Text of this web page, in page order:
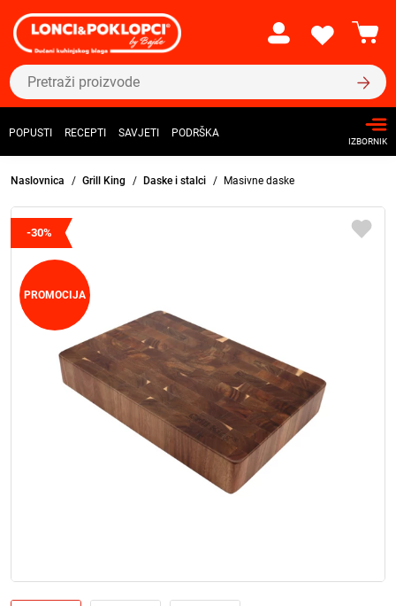
POPUSTI RECEPTI SAVJETI PODRŠKA
IZBORNIK
Naslovnica Grill King Daske i stalci Masivne daske
-30%
PROMOCIJA